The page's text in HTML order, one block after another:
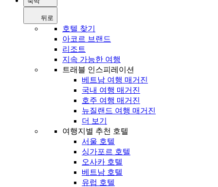
뒤로
호텔 찾기
아코르 브랜드
리조트
지속 가능한 여행
트래블 인스피레이션
베트남 여행 매거진
국내 여행 매거진
호주 여행 매거진
뉴질랜드 여행 매거진
더 보기
여행지별 추천 호텔
서울 호텔
싱가포르 호텔
오사카 호텔
베트남 호텔
유럽 호텔